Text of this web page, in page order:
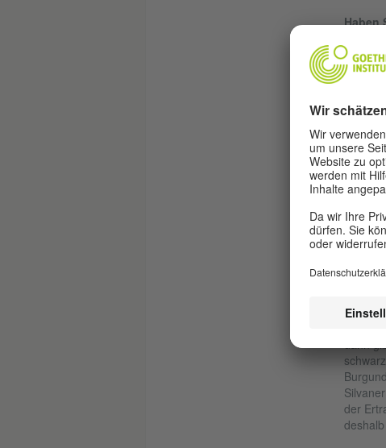
Haben
Zeit
war,
Die
Im
Fröste
viele
Johann
Weiße
Der
dann
der